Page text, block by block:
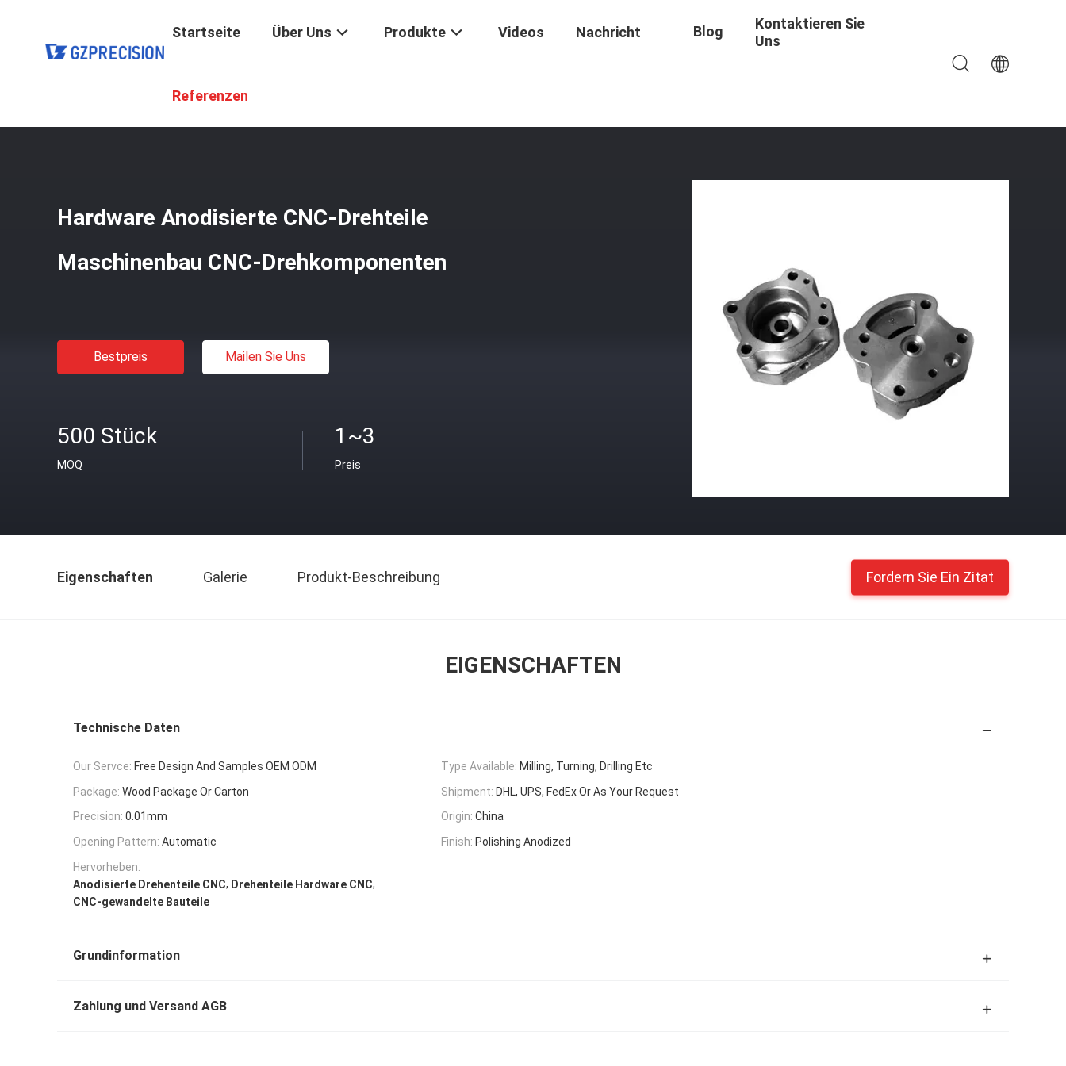
Startseite Über Uns Produkte Videos Nachricht Blog
Kontaktieren Sie
Uns
Referenzen
Hardware Anodisierte CNC-Drehteile
Maschinenbau CNC-Drehkomponenten
Bestpreis Mailen Sie Uns
500 Stück
MOQ
1~3
Preis
Eigenschaften Galerie Produkt-Beschreibung Fordern Sie Ein Zitat
EIGENSCHAFTEN
Technische Daten
Our Servce: Free Design And Samples OEM ODM Type Available: Milling, Turning, Drilling Etc
Package: Wood Package Or Carton Shipment: DHL, UPS, FedEx Or As Your Request
Precision: 0.01mm Origin: China
Opening Pattern: Automatic Finish: Polishing Anodized
Hervorheben:
Anodisierte Drehenteile CNC, Drehenteile Hardware CNC,
CNC-gewandelte Bauteile
Grundinformation
Zahlung und Versand AGB